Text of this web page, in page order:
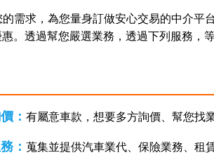
的需求，為您量身訂做安心交易的中介平
。透過幫您嚴選業務，透過下列服務，
： 有屬意車款，想要多方詢價、幫您找
： 蒐集並提供汽車業代、保險業務、租